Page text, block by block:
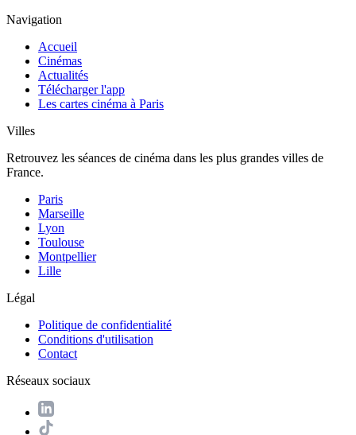
Navigation
Accueil
Cinémas
Actualités
Télécharger l'app
Les cartes cinéma à Paris
Villes
Retrouvez les séances de cinéma dans les plus grandes villes de
France.
Paris
Marseille
Lyon
Toulouse
Montpellier
Lille
Légal
Politique de confidentialité
Conditions d'utilisation
Contact
Réseaux sociaux